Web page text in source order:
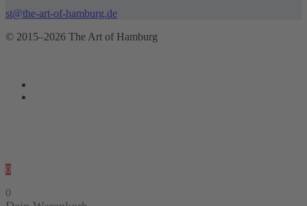
st@the-art-of-hamburg.de
© 2015–2026 The Art of Hamburg
0
0